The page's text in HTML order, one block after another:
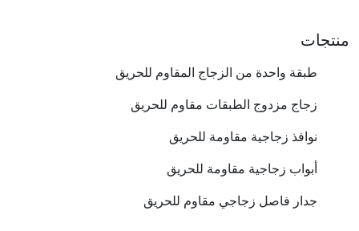
منتجات
طبقة واحدة من الزجاج المقاوم للحريق
زجاج مزدوج الطبقات مقاوم للحريق
نوافذ زجاجية مقاومة للحريق
أبواب زجاجية مقاومة للحريق
جدار فاصل زجاجي مقاوم للحريق